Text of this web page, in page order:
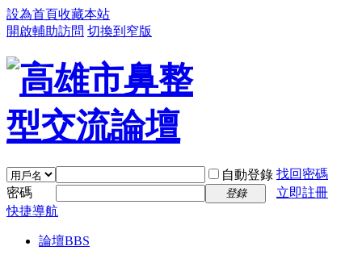
設為首頁收藏本站
開啟輔助訪問 切換到窄版
自動登錄 找回密碼
密碼
登錄
立即註冊
快捷導航
論壇BBS